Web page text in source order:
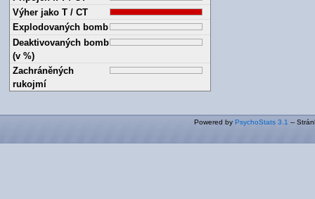
Výher jako T / CT
Explodovaných bomb
Deaktivovaných bomb
(v %)
Zachráněných
rukojmí
Powered by PsychoStats 3.1 --